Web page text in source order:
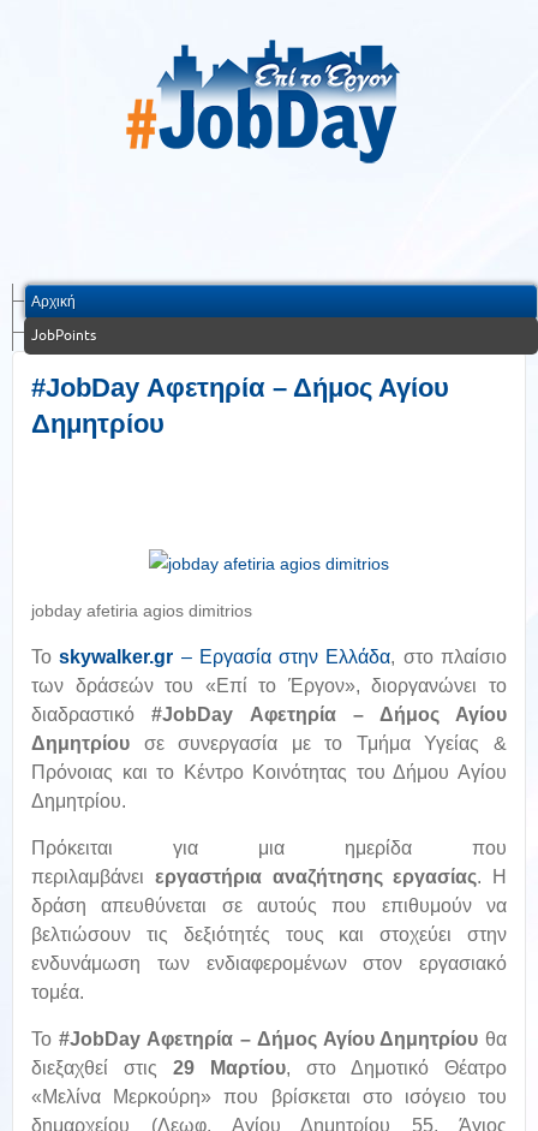
Αρχική
JobPoints
#JobDay Αφετηρία – Δήμος Αγίου
Δημητρίου
jobday afetiria agios dimitrios
Toskywalker.gr – Εργασία στην Ελλάδα, στο πλαίσιο
των δράσεών του «Επί το Έργον», διοργανώνει το
διαδραστικό #JobDay Αφετηρία – Δήμος Αγίου
Δημητρίου σε συνεργασία με το Τμήμα Υγείας &
Πρόνοιας και το Κέντρο Κοινότητας του Δήμου Αγίου
Δημητρίου.
Πρόκειται για μια ημερίδα που
περιλαμβάνει εργαστήρια αναζήτησης εργασίας. Η
δράση απευθύνεται σε αυτούς που επιθυμούν να
βελτιώσουν τις δεξιότητές τους και στοχεύει στην
ενδυνάμωση των ενδιαφερομένων στον εργασιακό
τομέα.
Το #JobDay Αφετηρία – Δήμος Αγίου Δημητρίου θα
διεξαχθεί στις 29 Μαρτίου, στο Δημοτικό Θέατρο
«Μελίνα Μερκούρη» που βρίσκεται στο ισόγειο του
δημαρχείου (Λεωφ. Αγίου Δημητρίου 55, Άγιος